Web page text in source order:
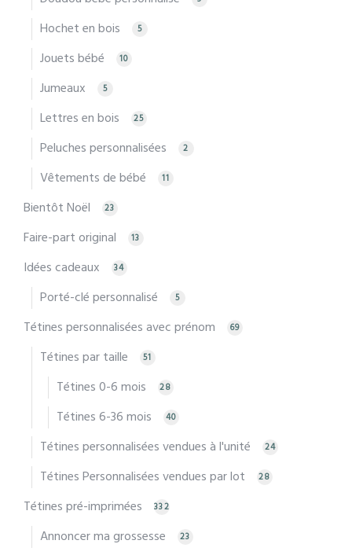
Hochet en bois 5
Jouets bébé 10
Jumeaux 5
Lettres en bois 25
Peluches personnalisées 2
Vêtements de bébé 11
Bientôt Noël 23
Faire-part original 13
Idées cadeaux 34
Porté-clé personnalisé 5
Tétines personnalisées avec prénom 69
Tétines par taille 51
Tétines 0-6 mois 28
Tétines 6-36 mois 40
Tétines personnalisées vendues à l'unité 24
Tétines Personnalisées vendues par lot 28
Tétines pré-imprimées 332
Annoncer ma grossesse 23